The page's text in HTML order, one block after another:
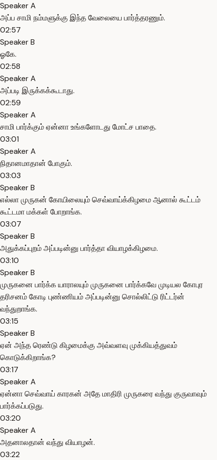
Speaker A
அப்ப சாமி நம்மளுக்கு இந்த வேலையை பார்த்தரணும்.
02:57
Speaker B
ஓகே.
02:58
Speaker A
அப்படி இருக்கக்கூடாது.
02:59
Speaker A
சாமி பார்க்கும் ஏன்னா உங்களோடது மோட்ச பாதை.
03:01
Speaker A
நிதானமாதான் போகும்.
03:03
Speaker B
எல்லா முருகன் கோயிலையும் செவ்வாய்க்கிழமை ஆனால் கூட்டம்
கூட்டமா மக்கள் போறாங்க.
03:07
Speaker B
அதுக்கப்புறம் அப்படின்னு பார்த்தா வியாழக்கிழமை.
03:10
Speaker B
முருகனை பார்க்க யாராலயும் முருகனை பார்க்கவே முடியல கோபுர
தரிசனம் கோடி புண்ணியம் அப்படின்னு சொல்லிட்டு ரிட்டர்ன்
வந்துறாங்க.
03:15
Speaker B
ஏன் அந்த ரெண்டு கிழமைக்கு அவ்வளவு முக்கியத்துவம்
கொடுக்கிறாங்க?
03:17
Speaker A
ஏன்னா செவ்வாய் காரகன் அதே மாதிரி முருகரை வந்து குருவாவும்
பார்க்கப்படுது.
03:20
Speaker A
அதனாலதான் வந்து வியாழன்.
03:22